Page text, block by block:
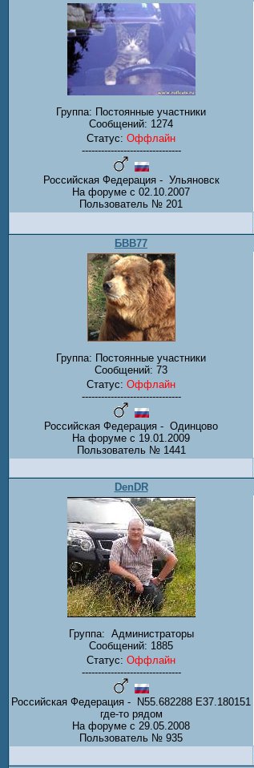
Группа: Постоянные участники
Сообщений: 1274
Статус: Оффлайн
-------------------------------
Российская Федерация - Ульяновск
На форуме с 02.10.2007
Пользователь № 201
БВВ77
Группа: Постоянные участники
Сообщений: 73
Статус: Оффлайн
-------------------------------
Российская Федерация - Одинцово
На форуме с 19.01.2009
Пользователь № 1441
DenDR
Группа: Администраторы
Сообщений: 1885
Статус: Оффлайн
-------------------------------
Российская Федерация - N55.682288 E37.180151
где-то рядом
На форуме с 29.05.2008
Пользователь № 935